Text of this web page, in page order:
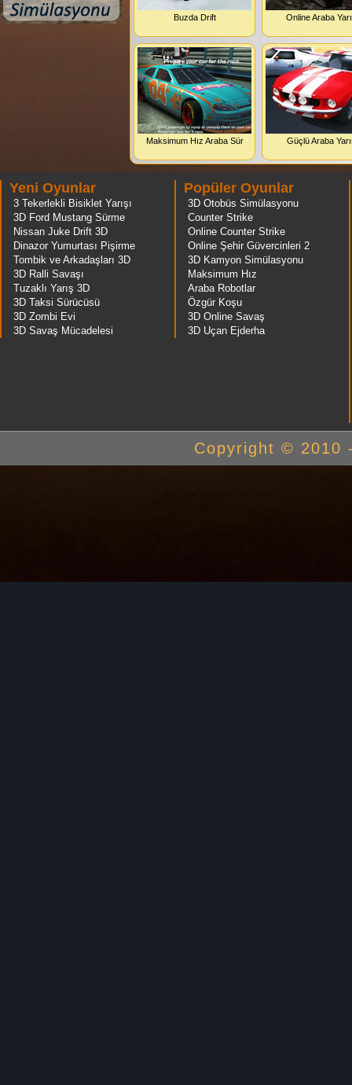
Buzda Drift Online Araba
Maksimum Hız Araba Sür Güçlü Araba
Yeni Oyunlar
3 Tekerlekli Bisiklet Yarışı
3D Ford Mustang Sürme
Nissan Juke Drift 3D
Dinazor Yumurtası Pişirme
Tombik ve Arkadaşları 3D
3D Ralli Savaşı
Tuzaklı Yarış 3D
3D Taksi Sürücüsü
3D Zombi Evi
3D Savaş Mücadelesi
Popüler Oyunlar
3D Otobüs Simülasyonu
Counter Strike
Online Counter Strike
Online Şehir Güvercinleri 2
3D Kamyon Simülasyonu
Maksimum Hız
Araba Robotlar
Özgür Koşu
3D Online Savaş
3D Uçan Ejderha
Copyright © 2010